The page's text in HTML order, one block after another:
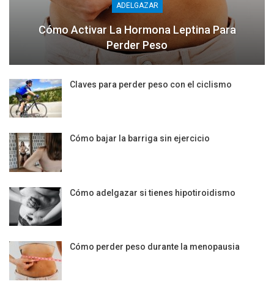
ADELGAZAR
Cómo Activar La Hormona Leptina Para
Perder Peso
Claves para perder peso con el ciclismo
Cómo bajar la barriga sin ejercicio
Cómo adelgazar si tienes hipotiroidismo
Cómo perder peso durante la menopausia